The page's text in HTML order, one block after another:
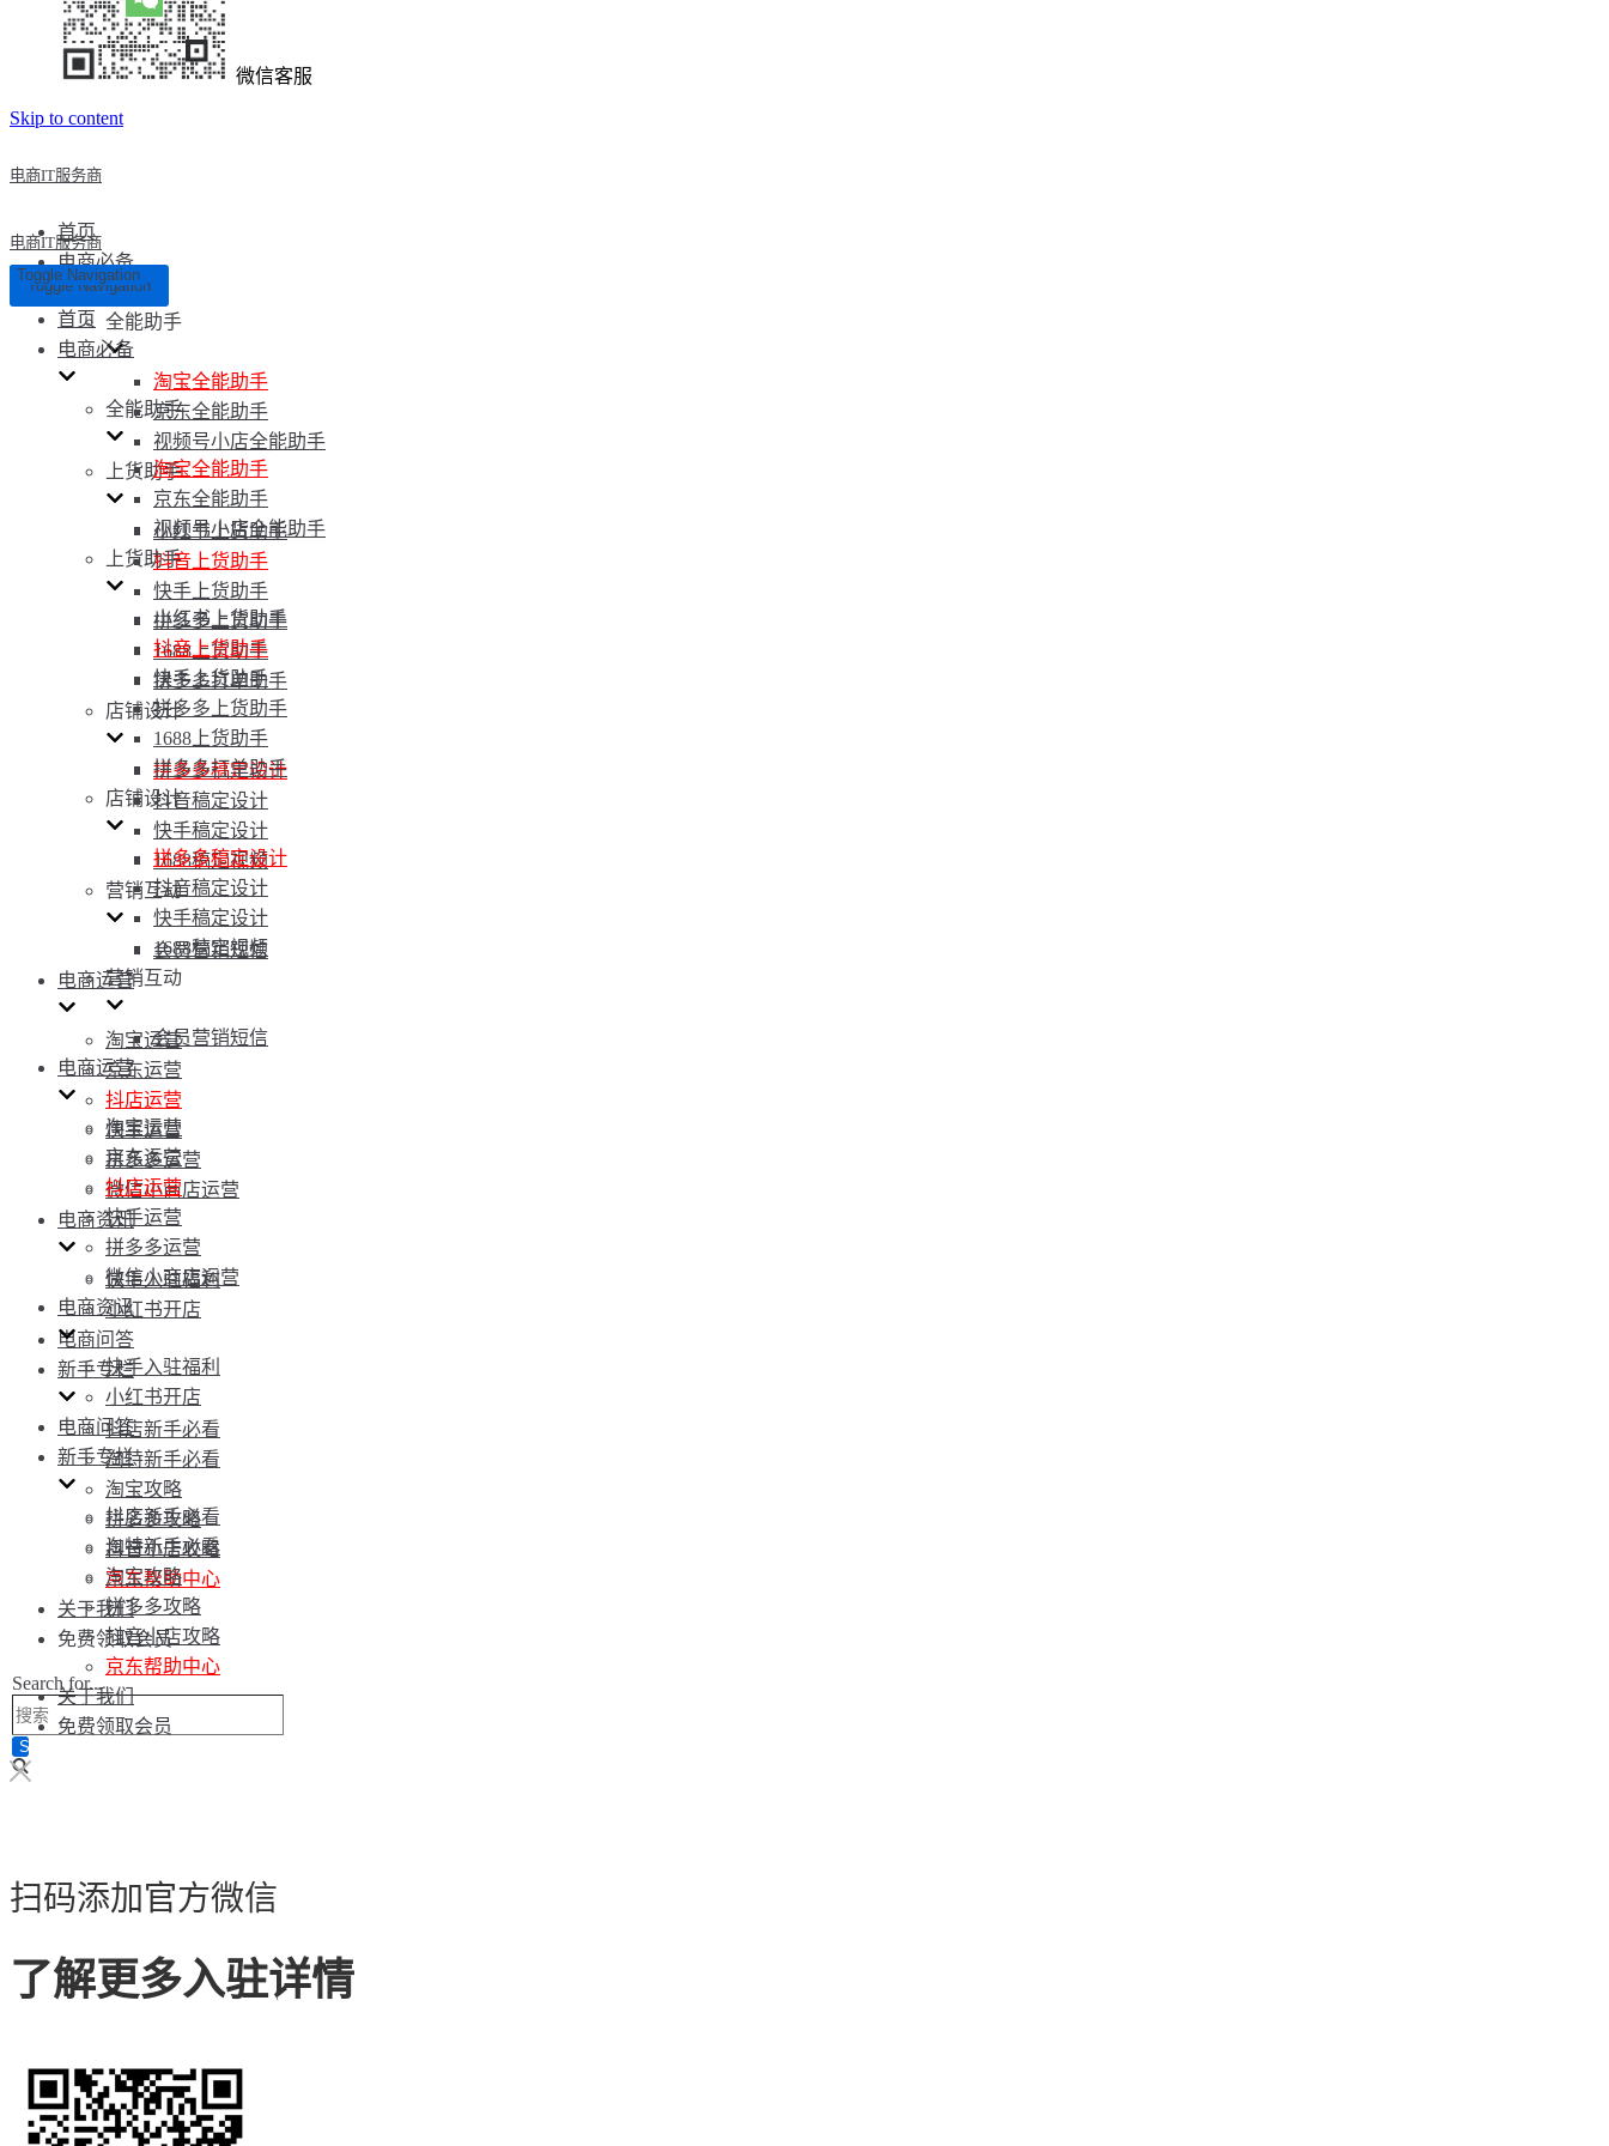
微信客服
Skip to content
电商IT服务商
首页
电商必备
全能助手
淘宝全能助手
京东全能助手
视频号小店全能助手
上货助手
小红书上货助手
抖音上货助手
快手上货助手
拼多多上货助手
1688上货助手
拼多多打单助手
店铺设计
拼多多稿定设计
抖音稿定设计
快手稿定设计
1688稿定视频
营销互动
会员营销短信
电商运营
淘宝运营
京东运营
抖店运营
快手运营
拼多多运营
微信小商店运营
电商资讯
快手入驻福利
小红书开店
电商问答
新手专栏
抖店新手必看
淘特新手必看
淘宝攻略
拼多多攻略
抖音小店攻略
京东帮助中心
关于我们
免费领取会员
Search for...
电商IT服务商
Toggle Navigation
Toggle Navigation
首页
电商必备
全能助手
淘宝全能助手
京东全能助手
视频号小店全能助手
上货助手
小红书上货助手
抖音上货助手
快手上货助手
拼多多上货助手
1688上货助手
拼多多打单助手
店铺设计
拼多多稿定设计
抖音稿定设计
快手稿定设计
1688稿定视频
营销互动
会员营销短信
电商运营
淘宝运营
京东运营
抖店运营
快手运营
拼多多运营
微信小商店运营
电商资讯
快手入驻福利
小红书开店
电商问答
新手专栏
抖店新手必看
淘特新手必看
淘宝攻略
拼多多攻略
抖音小店攻略
京东帮助中心
关于我们
免费领取会员
扫码添加官方微信
了解更多入驻详情